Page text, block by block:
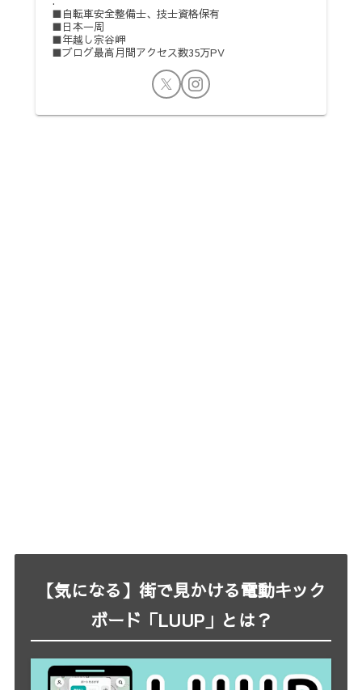
■自転車安全整備士、技士資格保有
■日本一周
■年越し宗谷岬
■ブログ最高月間アクセス数35万PV
【気になる】街で見かける電動キック
ボード「LUUP」とは？